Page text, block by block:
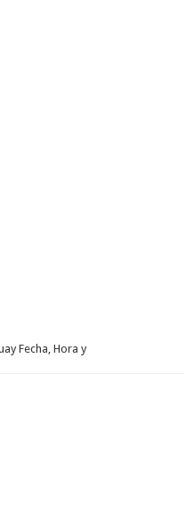
Fecha, Hora y